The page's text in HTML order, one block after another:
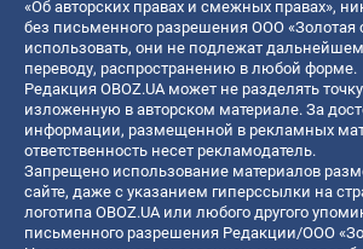
«Об авторских правах и смежных правах»,
без письменного разрешения ООО «Золотая
использовать, они не подлежат
переводу, распространению в любой форме.
Редакция OBOZ.UA может не разделять
изложенную в авторском материале. За
информации, размещенной в рекламных
ответственность несет рекламодатель.
Запрещено использование материалов
сайте, даже с указанием гиперссылки на
логотипа OBOZ.UA или любого другого
письменного разрешения Редакции/ООО